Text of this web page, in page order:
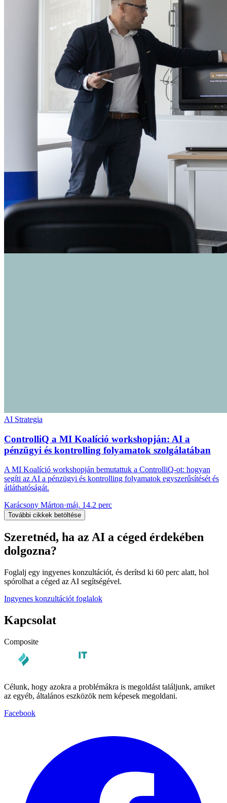
AI Strategia
ControlliQ a MI Koalíció workshopján: AI a
pénzügyi és kontrolling folyamatok szolgálatában
A MI Koalíció workshopján bemutattuk a ControlliQ-ot: hogyan
segíti az AI a pénzügyi és kontrolling folyamatok egyszerűsítését és
átláthatóságát.
Karácsony Márton·máj. 14.2 perc
További cikkek betöltése
Szeretnéd, ha az AI a céged érdekében
dolgozna?
Foglalj egy ingyenes konzultációt, és derítsd ki 60 perc alatt, hol
spórolhat a céged az AI segítségével.
Ingyenes konzultációt foglalok
Kapcsolat
Composite
Célunk, hogy azokra a problémákra is megoldást találjunk, amiket
az egyéb, általános eszközök nem képesek megoldani.
Facebook